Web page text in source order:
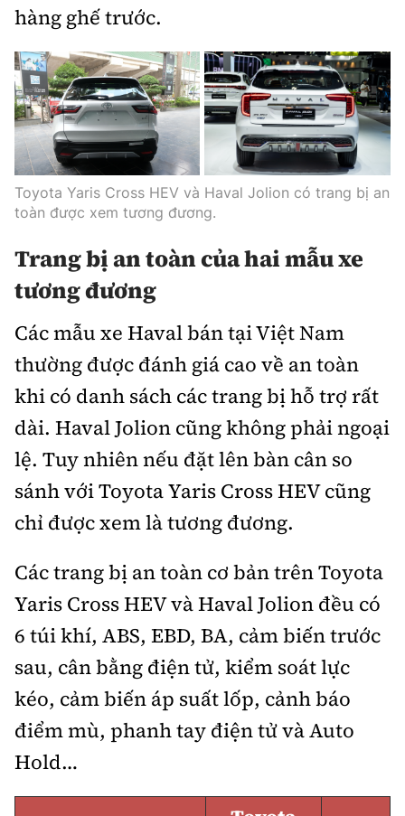
hàng ghế trước.
Toyota Yaris Cross HEV và Haval Jolion có trang bị an
toàn được xem tương đương.
Trang bị an toàn của hai mẫu xe
tương đương
Các mẫu xe Haval bán tại Việt Nam
thường được đánh giá cao về an toàn
khi có danh sách các trang bị hỗ trợ rất
dài. Haval Jolion cũng không phải ngoại
lệ. Tuy nhiên nếu đặt lên bàn cân so
sánh với Toyota Yaris Cross HEV cũng
chỉ được xem là tương đương.
Các trang bị an toàn cơ bản trên Toyota
Yaris Cross HEV và Haval Jolion đều có
6 túi khí, ABS, EBD, BA, cảm biến trước
sau, cân bằng điện tử, kiểm soát lực
kéo, cảm biến áp suất lốp, cảnh báo
điểm mù, phanh tay điện tử và Auto
Hold…